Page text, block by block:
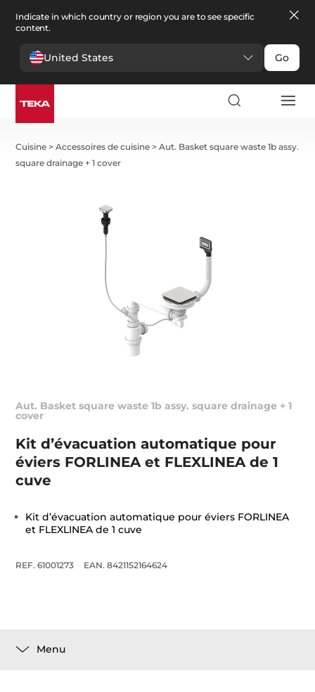
Indicate in which country or region you are to see specific
content.
United States Go
Cuisine >Accessoires de cuisine >Aut. Basket square waste 1b assy.
square drainage + 1 cover
Aut. Basket square waste 1b assy. square drainage + 1
cover
Kit d’évacuation automatique pour
éviers FORLINEA et FLEXLINEA de 1
cuve
Kit d’évacuation automatique pour éviers FORLINEA
et FLEXLINEA de 1 cuve
REF. 61001273 EAN. 8421152164624
Menu